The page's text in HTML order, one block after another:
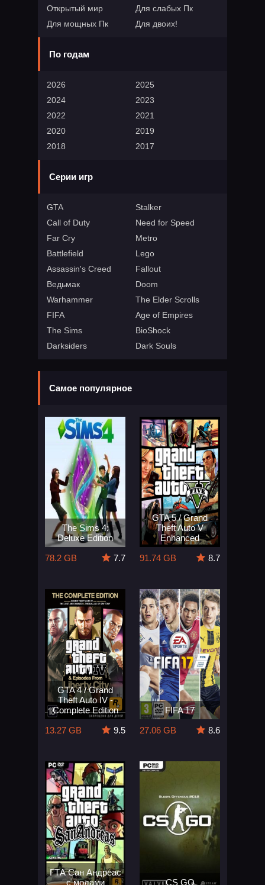
Открытый мир
Для слабых Пк
Для мощных Пк
Для двоих!
По годам
2026
2025
2024
2023
2022
2021
2020
2019
2018
2017
Серии игр
GTA
Stalker
Call of Duty
Need for Speed
Far Cry
Metro
Battlefield
Lego
Assassin's Creed
Fallout
Ведьмак
Doom
Warhammer
The Elder Scrolls
FIFA
Age of Empires
The Sims
BioShock
Darksiders
Dark Souls
Самое популярное
The Sims 4:
Deluxe Edition
78.2 GB
7.7
GTA 5 / Grand
Theft Auto V
Enhanced
91.74 GB
8.7
GTA 4 / Grand
Theft Auto IV -
Complete Edition
13.27 GB
9.5
FIFA 17
27.06 GB
8.6
ГТА Сан Андреас
с модами
CS GO